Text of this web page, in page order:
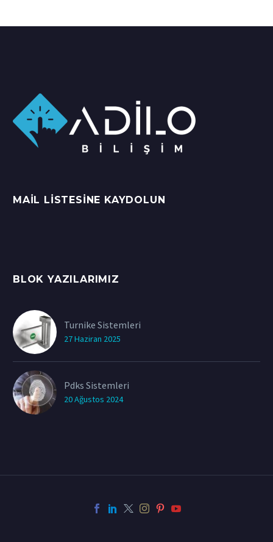
MAIL LISTESINE KAYDOLUN
BLOK YAZILARIMIZ
Turnike Sistemleri
27 Haziran 2025
Pdks Sistemleri
20 Ağustos 2024